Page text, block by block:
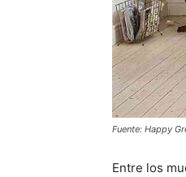
Fuente: Happy
Entre los